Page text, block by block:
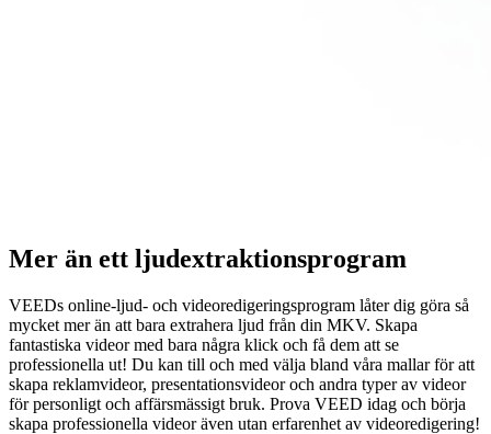
Mer än ett ljudextraktionsprogram
VEEDs online-ljud- och videoredigeringsprogram låter dig göra så
mycket mer än att bara extrahera ljud från din MKV. Skapa
fantastiska videor med bara några klick och få dem att se
professionella ut! Du kan till och med välja bland våra mallar för att
skapa reklamvideor, presentationsvideor och andra typer av videor
för personligt och affärsmässigt bruk. Prova VEED idag och börja
skapa professionella videor även utan erfarenhet av videoredigering!